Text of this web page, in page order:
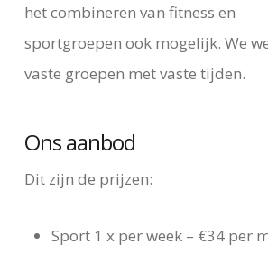
het combineren van fitness en
sportgroepen ook mogelijk. We
vaste groepen met vaste tijden.
Ons aanbod
Dit zijn de prijzen:
Sport 1 x per week – €34 per